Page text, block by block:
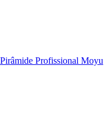
Profissional Moyu